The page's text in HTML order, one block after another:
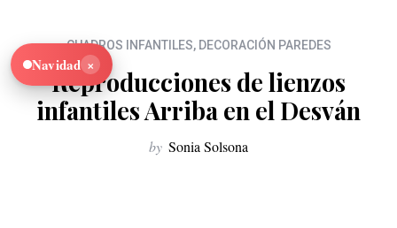
CUADROS INFANTILES, DECORACIÓN PAREDES
Reproducciones de lienzos
infantiles Arriba en el Desván
by Sonia Solsona
Navidad ×